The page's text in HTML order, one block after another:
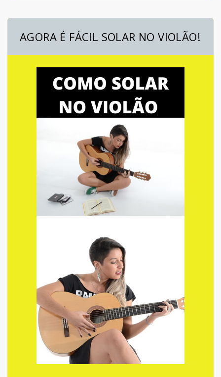
AGORA É FÁCIL SOLAR NO VIOLÃO!